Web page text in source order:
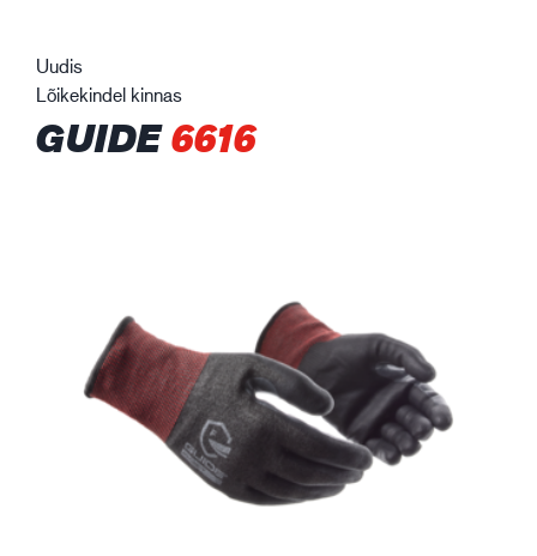
Uudis
Lõikekindel kinnas
GUIDE6616